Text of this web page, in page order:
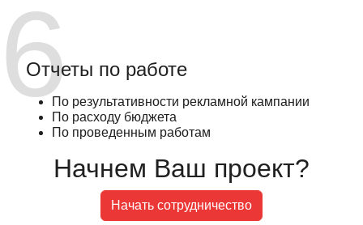
Отчеты по работе
По результативности рекламной кампании
По расходу бюджета
По проведенным работам
Начнем Ваш проект?
Начать сотрудничество